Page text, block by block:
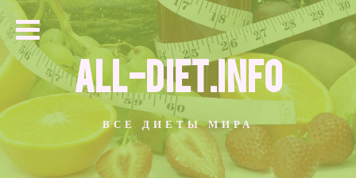
ALL-DIET.INFO
ВСЕ ДИЕТЫ МИРА